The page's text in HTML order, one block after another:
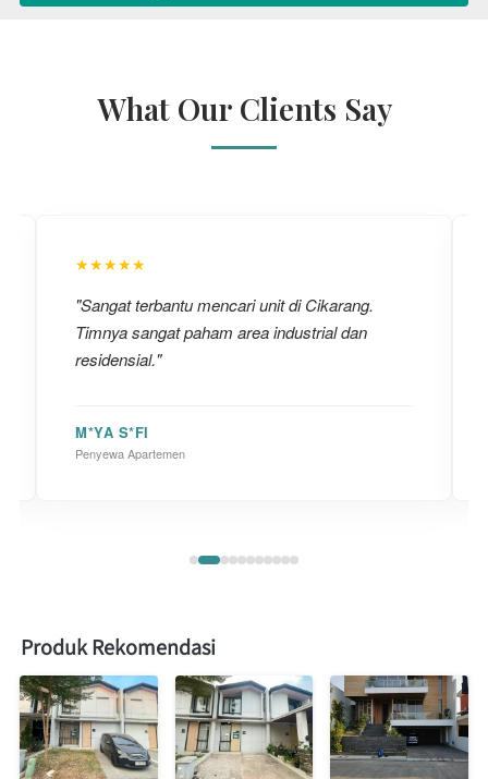
What Our Clients Say
★★★★★
"Sangat terbantu mencari unit di Cikarang.
Timnya sangat paham area industrial dan
residensial."
M*YA S*FI
Penyewa Apartemen
Produk Rekomendasi